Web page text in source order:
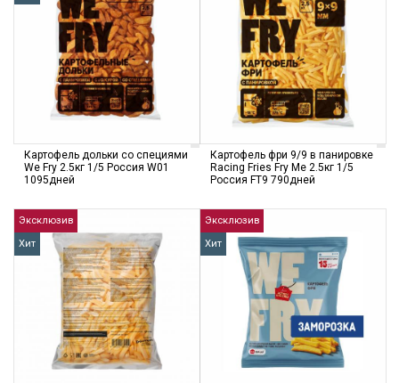
Картофель дольки со специями
We Fry 2.5кг 1/5 Россия W01
1095дней
Картофель фри 9/9 в панировке
Racing Fries Fry Me 2.5кг 1/5
Россия FT9 790дней
Эксклюзив
Хит
Эксклюзив
Хит